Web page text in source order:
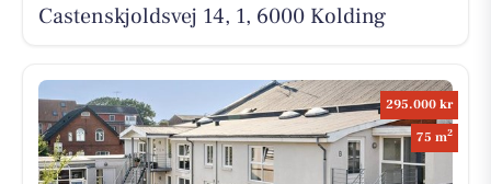
Castenskjoldsvej 14, 1, 6000 Kolding
295.000 kr
75 m2